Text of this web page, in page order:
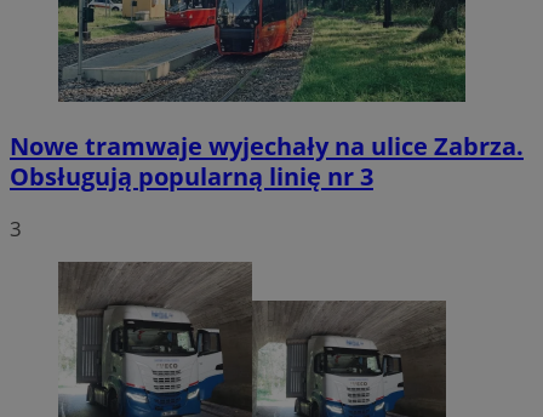
Nowe tramwaje wyjechały na ulice Zabrza.
Obsługują popularną linię nr 3
3